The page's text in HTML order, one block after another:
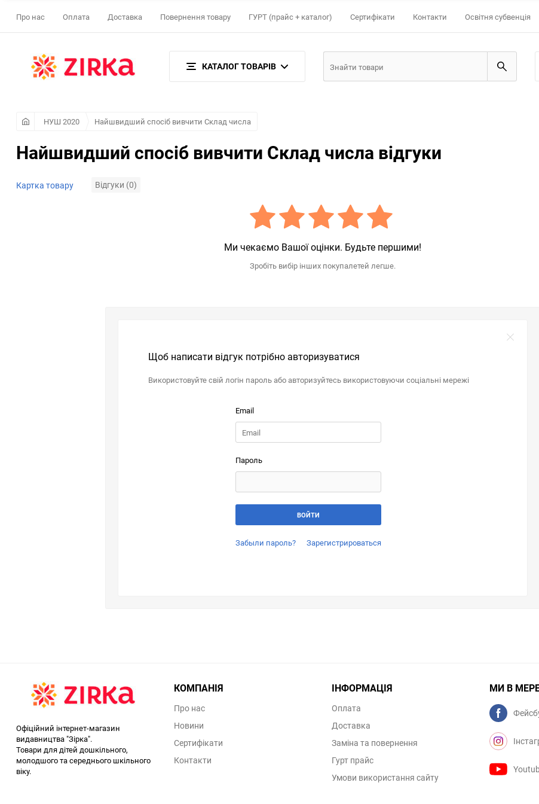
Про нас Оплата Доставка Повернення товару ГУРТ (прайс + каталог) Сертифікати Контакти Освітня субвенція
КАТАЛОГ ТОВАРІВ
НУШ 2020 Найшвидший спосіб вивчити Склад числа
Найшвидший спосіб вивчити Склад числа відгуки
Картка товару Відгуки (0)
Ми чекаємо Вашої оцінки. Будьте першими!
Зробіть вибір інших покупалетей легше.
Щоб написати відгук потрібно авторизуватися
Використовуйте свій логін пароль або авторизуйтесь використовуючи соціальні мережі
Email
Пароль
Забыли пароль? Зарегистрироваться
Офіційний інтернет-магазин
видавництва "Зірка".
Товари для дітей дошкільного,
молодшого та середнього шкільного
віку.
КОМПАНІЯ
Про нас
Новини
Сертифікати
Контакти
ІНФОРМАЦІЯ
Оплата
Доставка
Заміна та повернення
Гурт прайс
Умови використання сайту
МИ В